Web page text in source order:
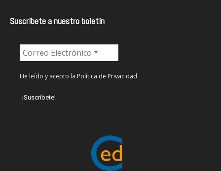
Suscríbete a nuestro boletín
He leído y acepto la Política de Privacidad